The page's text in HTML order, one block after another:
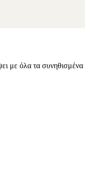
με όλα τα συνηθισμένα